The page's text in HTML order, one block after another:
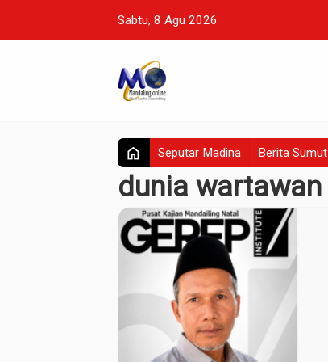
Sabtu, 8 Agu 2026
home Seputar Madina Berita Sumut
dunia wartawan